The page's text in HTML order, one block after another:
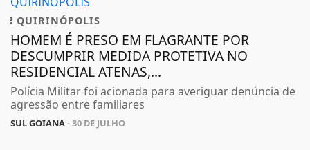
QUIRINÓPOLIS
HOMEM É PRESO EM FLAGRANTE POR
DESCUMPRIR MEDIDA PROTETIVA NO
RESIDENCIAL ATENAS,...
Polícia Militar foi acionada para averiguar denúncia de
agressão entre familiares
SUL GOIANA- 30 DE JULHO